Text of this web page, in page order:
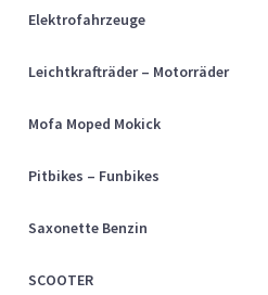
Elektrofahrzeuge
Leichtkrafträder – Motorräder
Mofa Moped Mokick
Pitbikes – Funbikes
Saxonette Benzin
SCOOTER